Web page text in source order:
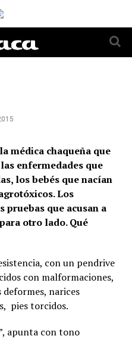
médica chaqueña que
enfermedades que
los bebés que nacían
Los
pruebas que acusan a
otro lado. Qué
con un pendrive
con malformaciones,
deformes, narices
pies torcidos.
apunta con tono